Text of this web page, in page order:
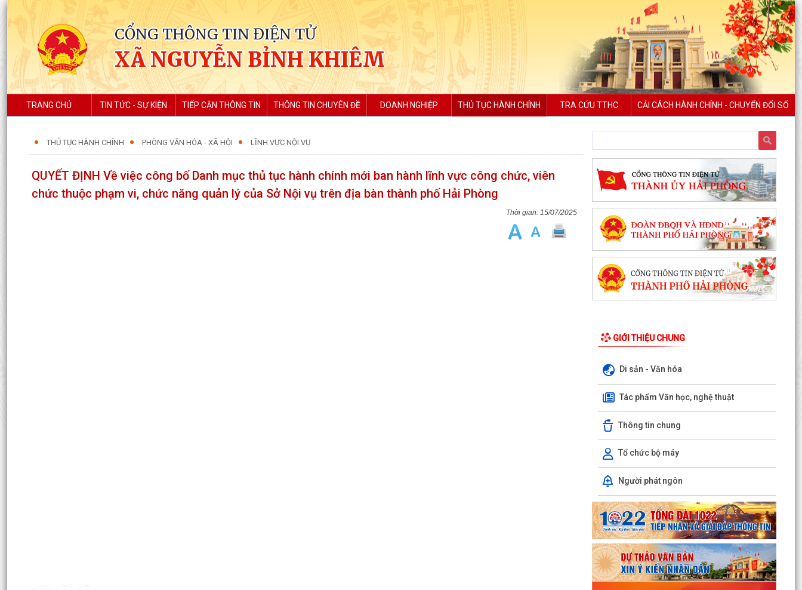
CỔNG THÔNG TIN ĐIỆN TỬ
XÃ NGUYỄN BỈNH KHIÊM
TRANG CHỦ TIN TỨC - SỰ KIỆN TIẾP CẬN THÔNG TIN THÔNG TIN CHUYÊN ĐỀ DOANH NGHIỆP THỦ TỤC HÀNH CHÍNH TRA CỨU TTHC CẢI CÁCH HÀNH CHÍNH - CHUYỂN ĐỔI SỐ
THỦ TỤC HÀNH CHÍNH PHÒNG VĂN HÓA - XÃ HỘI LĨNH VỰC NỘI VỤ
QUYẾT ĐỊNH Về việc công bố Danh mục thủ tục hành chính mới ban hành lĩnh vực công chức, viên
chức thuộc phạm vi, chức năng quản lý của Sở Nội vụ trên địa bàn thành phố Hải Phòng
15/07/2025
GIỚI THIỆU CHUNG
Di sản - Văn hóa
Tác phẩm Văn học, nghệ thuật
Thông tin chung
Tổ chức bộ máy
Người phát ngôn
ỦY BAN NHÂN DÂN XÃ NGUYỄN BỈNH KHIÊM
TUYÊN TRUYỀN, HƯỚNG DẪN NGƯỜI DÂN
CHUYỂN ĐỔI THIẾT BỊ, SIM...
KẾ HOẠCH Triển khai tuyển chọn thực tập sinh
nữ đi thực tập kỹ thuật tại Nhật Bản Đợt II năm
2026
Kỷ niệm 79 năm Ngày Thương binh - Liệt sĩ (27-